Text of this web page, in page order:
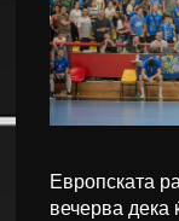
Европската
вечерва дека